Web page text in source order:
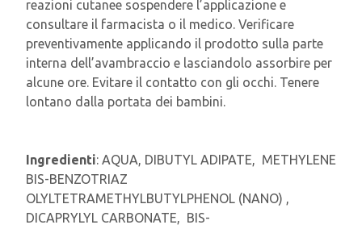
reazioni cutanee sospendere l’applicazione e
consultare il farmacista o il medico. Verificare
preventivamente applicando il prodotto sulla parte
interna dell’avambraccio e lasciandolo assorbire per
alcune ore. Evitare il contatto con gli occhi. Tenere
lontano dalla portata dei bambini.
Ingredienti: AQUA, DIBUTYL ADIPATE, METHYLENE
BIS-BENZOTRIAZ
OLYLTETRAMETHYLBUTYLPHENOL (NANO) ,
DICAPRYLYL CARBONATE, BIS-